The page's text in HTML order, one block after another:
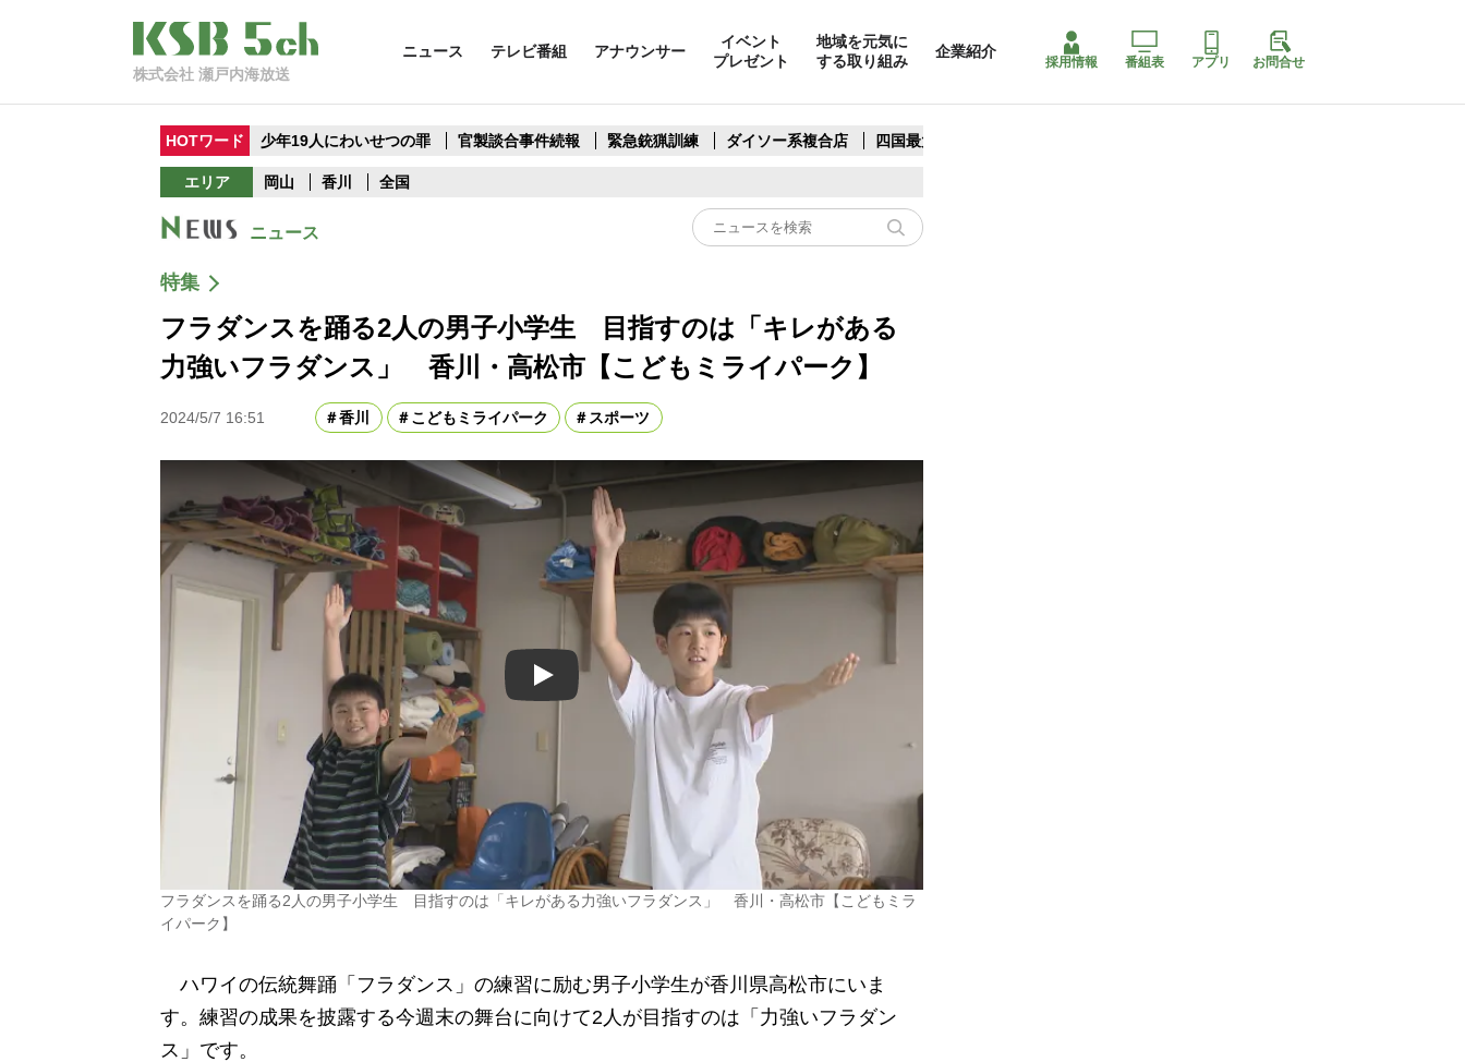
株式会社 瀬戸内海放送
ニュース テレビ番組 アナウンサー
イベント
プレゼント
地域を元気に
する取り組み
企業紹介
採用情報 番組表 アプリ お問合せ
HOTワード 少年19人にわいせつの罪 官製談合事件続報 緊急銃猟訓練 ダイソー系複合店 四国最大スリコ
エリア 岡山 香川 全国
ニュース
特集
フラダンスを踊る2人の男子小学生 目指すのは「キレがある
力強いフラダンス」 香川・高松市【こどもミライパーク】
2024/5/7 16:51 香川 こどもミライパーク スポーツ
Play
フラダンスを踊る2人の男子小学生 目指すのは「キレがある力強いフラダンス」 香川・高松市【こどもミラ
イパーク】
ハワイの伝統舞踊「フラダンス」の練習に励む男子小学生が香川県高松市にいま
す。練習の成果を披露する今週末の舞台に向けて2人が目指すのは「力強いフラダン
ス」です。